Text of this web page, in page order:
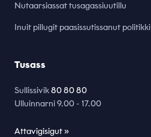
Tusass
Sullissivik80 80 80
Ulluinnarni 9.00 - 17.00
Attavigisigut »
Nutaarsiassat tusagassiuutillu
Inuit pillugit paasissutissanut politikki